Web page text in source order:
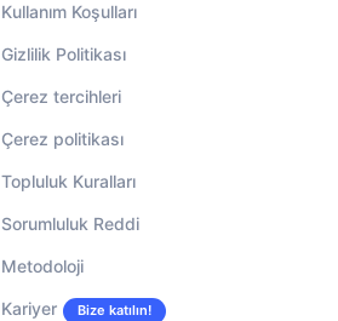
Kullanım Koşulları
Gizlilik Politikası
Çerez tercihleri
Çerez politikası
Topluluk Kuralları
Sorumluluk Reddi
Metodoloji
Kariyer Bize katılın!